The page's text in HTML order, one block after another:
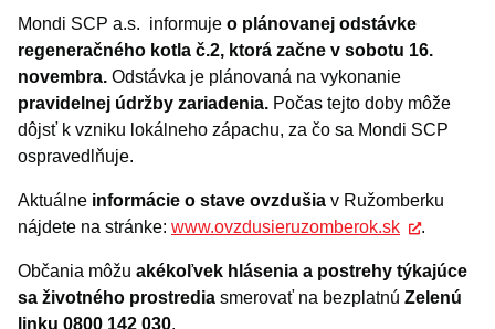
Mondi SCP a.s. informuje o plánovanej odstávke
regeneračného kotla č.2, ktorá začne v sobotu 16.
novembra. Odstávka je plánovaná na vykonanie
pravidelnej údržby zariadenia. Počas tejto doby môže
dôjsť k vzniku lokálneho zápachu, za čo sa Mondi SCP
ospravedlňuje.
Aktuálne informácie o stave ovzdušia v Ružomberku
nájdete na stránke: www.ovzdusieruzomberok.sk .
Občania môžu akékoľvek hlásenia a postrehy týkajúce
sa životného prostredia smerovať na bezplatnú Zelenú
linku 0800 142 030.